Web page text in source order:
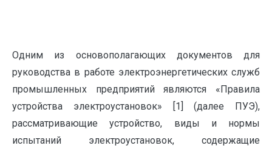
Одним из основополагающих документов для
руководства в работе электроэнергетических служб
промышленных предприятий являются «Правила
устройства электроустановок» [1] (далее ПУЭ),
рассматривающие устройство, виды и нормы
испытаний электроустановок, содержащие